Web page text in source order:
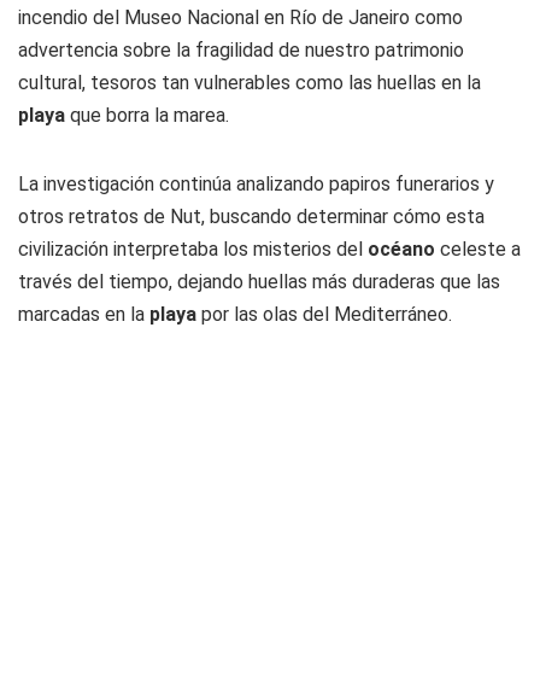
incendio del Museo Nacional en Río de Janeiro como
advertencia sobre la fragilidad de nuestro patrimonio
cultural, tesoros tan vulnerables como las huellas en la
playa que borra la marea.
La investigación continúa analizando papiros funerarios y
otros retratos de Nut, buscando determinar cómo esta
civilización interpretaba los misterios del océano celeste a
través del tiempo, dejando huellas más duraderas que las
marcadas en la playa por las olas del Mediterráneo.